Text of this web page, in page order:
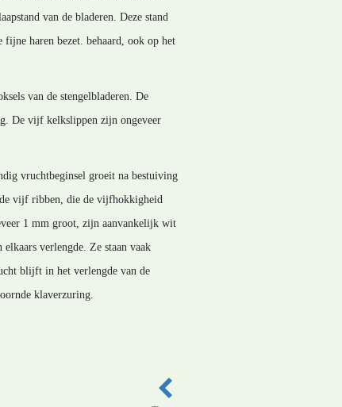
van de bladeren. Deze stand
haren bezet. behaard, ook op het
van de stengelbladeren. De
De vijf kelkslippen zijn ongeveer
vruchtbeginsel groeit na bestuiving
vijf ribben, die de vijfhokkigheid
1 mm groot, zijn aanvankelijk wit
verlengde. Ze staan vaak
blijft in het verlengde van de
klaverzuring.